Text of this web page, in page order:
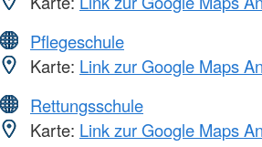
Pflegeschule
Karte: Link zur Google Maps
Rettungsschule
Karte: Link zur Google Maps